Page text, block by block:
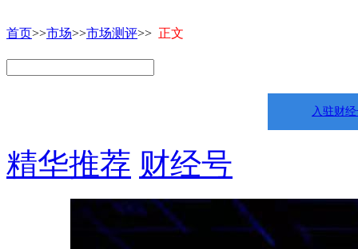
首页>>市场>>市场测评>> 正文
入驻财
精华推荐 财经号